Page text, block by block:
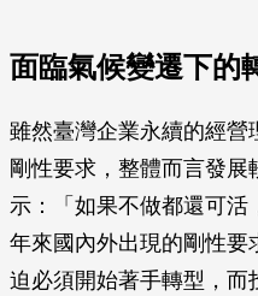
面臨氣候變遷下的
雖然臺灣企業永續的經營
剛性要求，整體而言發
示：「如果不做都還可活
年來國內外出現的剛性要
迫必須開始著手轉型，而